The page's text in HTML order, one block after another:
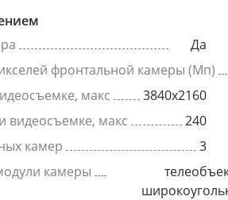
Да
фронтальной камеры (Мп)
макс
3840x2160
видеосъемке, макс
240
камер
3
камеры